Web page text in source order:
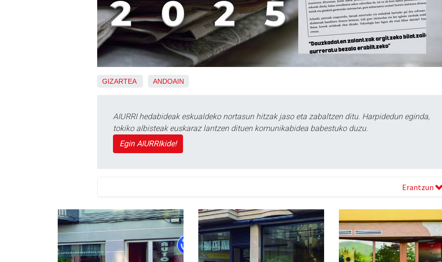
GIZARTEA ANDOAIN
AIURRI hedabideak eskualdeko nortasun hitzak jaso eta zabaltzen ditu. Harpidedun eginda,
tokiko albisteak euskaraz lantzen dituen komunikabidea babestuko duzu.
Egin AIURRIkide!
Erantzun